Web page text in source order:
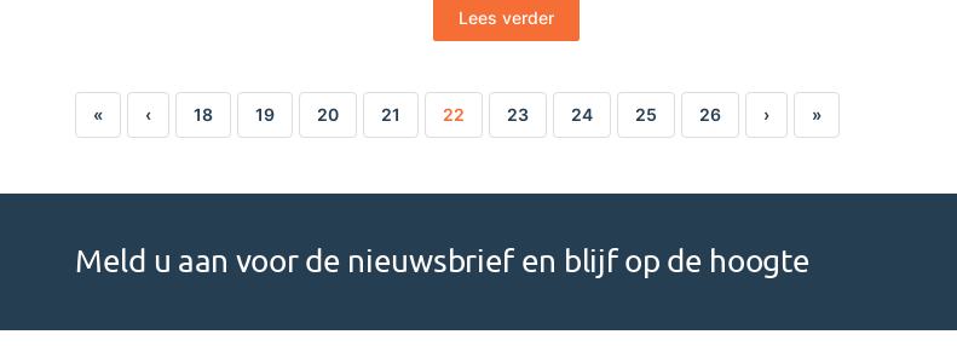
Lees verder
« ‹ 18 19 20 21 22 23 24 25 26 › »
Meld u aan voor de nieuwsbrief en blijf op de hoogte